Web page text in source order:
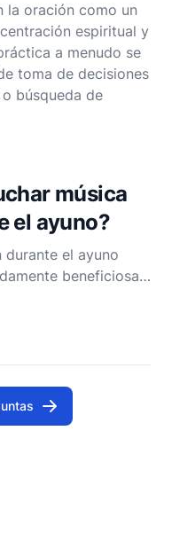
la oración como un
espiritual y
a menudo se
toma de decisiones
búsqueda de
música
el ayuno?
durante el ayuno
beneficiosa,
con Dios.
de acercarse a
o